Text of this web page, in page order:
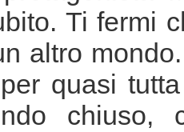
Ti fermi
altro
quasi
chiuso,